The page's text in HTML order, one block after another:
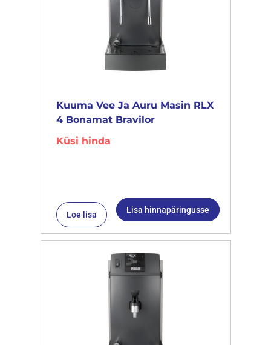
Kuuma Vee Ja Auru Masin RLX
4 Bonamat Bravilor
Küsi hinda
Loe lisa Lisa hinnapäringusse